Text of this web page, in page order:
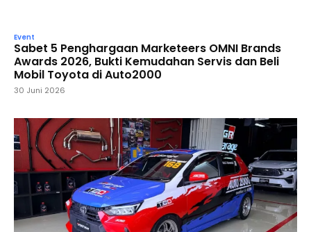
Event
Sabet 5 Penghargaan Marketeers OMNI Brands
Awards 2026, Bukti Kemudahan Servis dan Beli
Mobil Toyota di Auto2000
30 Juni 2026